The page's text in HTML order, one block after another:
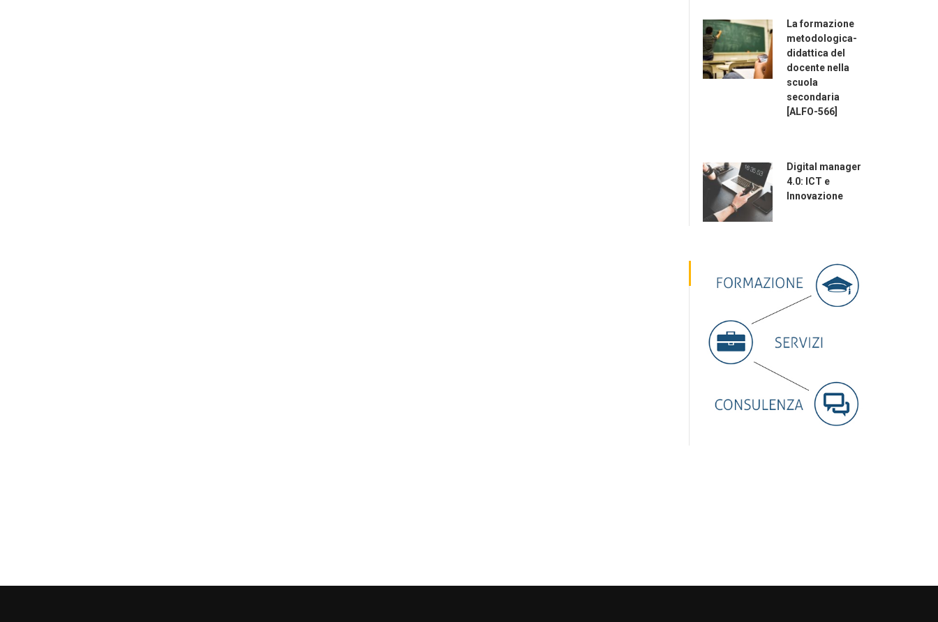
La formazione
metodologica-
didattica del
docente nella
scuola
secondaria
[ALFO-566]
Digital manager
4.0: ICT e
Innovazione